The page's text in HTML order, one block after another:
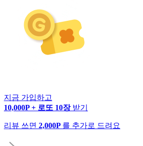
지금 가입하고
10,000P + 로또 10장 받기
리뷰 쓰면 2,000P 를 추가로 드려요